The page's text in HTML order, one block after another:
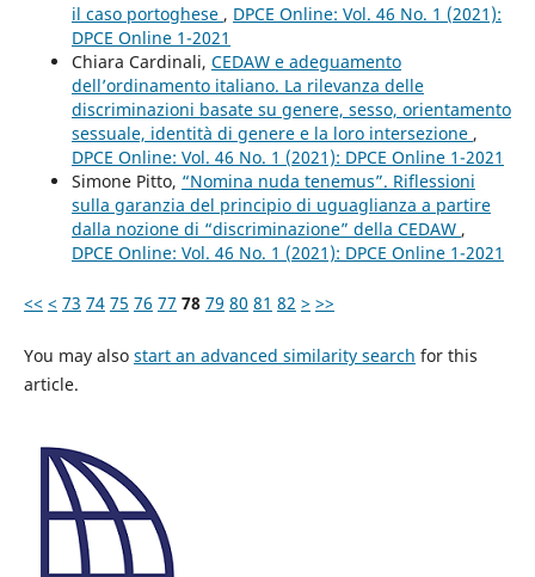
il caso portoghese , DPCE Online: Vol. 46 No. 1 (2021):
DPCE Online 1-2021
Chiara Cardinali, CEDAW e adeguamento
dell’ordinamento italiano. La rilevanza delle
discriminazioni basate su genere, sesso, orientamento
sessuale, identità di genere e la loro intersezione ,
DPCE Online: Vol. 46 No. 1 (2021): DPCE Online 1-2021
Simone Pitto, “Nomina nuda tenemus”. Riflessioni
sulla garanzia del principio di uguaglianza a partire
dalla nozione di “discriminazione” della CEDAW ,
DPCE Online: Vol. 46 No. 1 (2021): DPCE Online 1-2021
<< < 73 74 75 76 77 78 79 80 81 82 > >>
You may also start an advanced similarity search for this
article.